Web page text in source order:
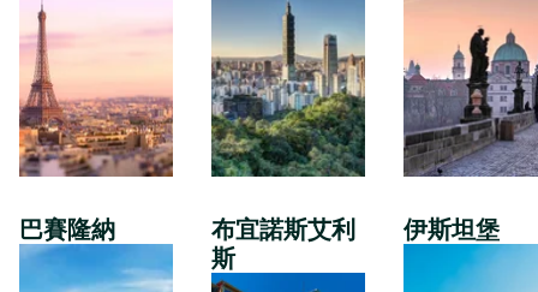
巴賽隆納
布宜諾斯艾利
斯
伊斯坦堡